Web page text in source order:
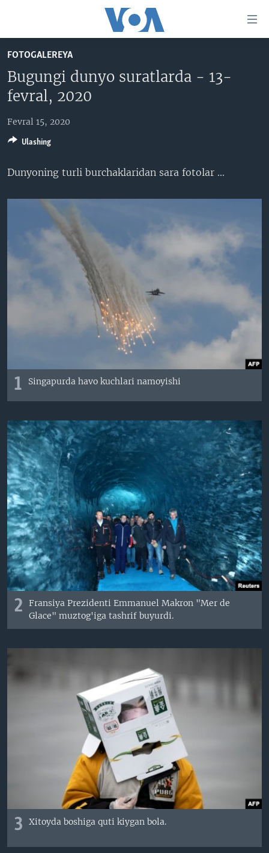
boring
Boshiga
Qidiruvga
o'ting
AMERIKA
MARKAZIY OSIYO
XALQARO
MULTIMEDIA
XALQARO HAYOT
VASHINGTON CHOYXONASI
MOBIL-SALOM!
VIDEO
XABARLAR SURATLARDA
FACEBOOK
INSTAGRAM
ODNOKLASSNIKI
INGLIZ TILI DARSLARI
FOTOGALEREYA
Bugungi dunyo suratlarda - 13-
fevral, 2020
Fevral 15, 2020
Dunyoning turli burchaklaridan sara fotolar ...​
1 Singapurda havo kuchlari namoyishi
2
Fransiya Prezidenti Emmanuel Makron "Mer de
Glace" muztog'iga tashrif buyurdi.
3 Xitoyda boshiga quti kiygan bola.
Ulashing